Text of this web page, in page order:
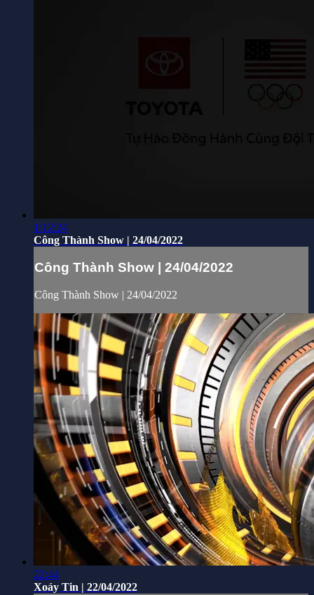
1:12:24
Công Thành Show | 24/04/2022
Công Thành Show | 24/04/2022
Công Thành Show | 24/04/2022
22:44
Xoáy Tin | 22/04/2022